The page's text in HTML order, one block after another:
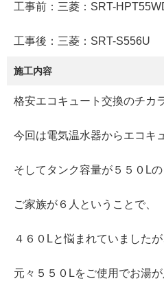
工事前：三菱：SRT-
工事後：三菱：SRT-S556U
施工内容
格安エコキュート交換のチカ
今回は電気温水器からエコキ
そしてタンク容量が５５０Lの
ご家族が６人ということで、
４６０Lと悩まれていましたが
元々５５０Lをご使用でお湯